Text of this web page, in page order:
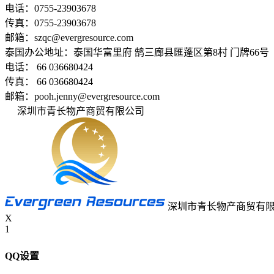
电话：0755-23903678
传真：0755-23903678
邮箱：szqc@evergresource.com
泰国办公地址：泰国华富里府 鹄三廊县匯蓬区第8村 门牌66号
电话： 66 036680424
传真： 66 036680424
邮箱：pooh.jenny@evergresource.com
深圳市青长物产商贸有限公司
深圳市青长物产商贸有
X
1
QQ设置